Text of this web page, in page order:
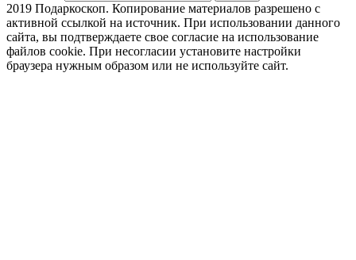
2019 Подаркоскоп. Копирование материалов разрешено с
активной ссылкой на источник. При использовании данного
сайта, вы подтверждаете свое согласие на использование
файлов cookie. При несогласии установите настройки
браузера нужным образом или не используйте сайт.